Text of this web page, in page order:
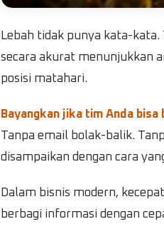
Lebah tidak punya kata-kata.
secara akurat menunjukkan
posisi matahari.
Bayangkan jika tim Anda
Tanpa email bolak-balik.
disampaikan dengan cara
Dalam bisnis modern,
berbagi informasi dengan